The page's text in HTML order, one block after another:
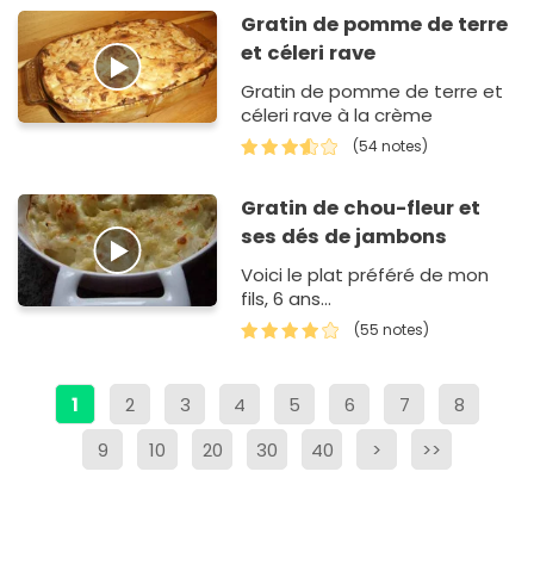
Gratin de pomme de terre
et céleri rave
Gratin de pomme de terre et
céleri rave à la crème
(54 notes)
Gratin de chou-fleur et
ses dés de jambons
Voici le plat préféré de mon
fils, 6 ans...
(55 notes)
1 2 3 4 5 6 7
8
9
10 20 30 40 > >>